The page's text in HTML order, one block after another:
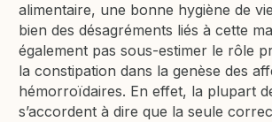
alimentaire, une bonne hygiène de
bien des désagréments liés à cette
également pas sous-estimer le rôle
la constipation dans la genèse des
hémorroïdaires. En effet, la plupart
s’accordent à dire que la seule